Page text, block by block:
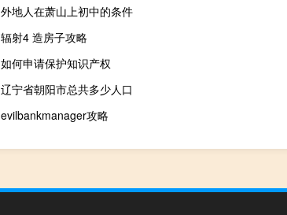
外地人在萧山上初中的条件
辐射4 造房子攻略
如何申请保护知识产权
辽宁省朝阳市总共多少人口
evilbankmanager攻略